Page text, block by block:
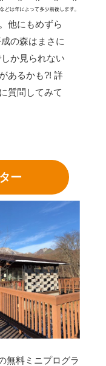
他にもめずら
の森はまさに
か見られない
あるかも?! 詳
質問してみて
ー
無料ミニプログラ